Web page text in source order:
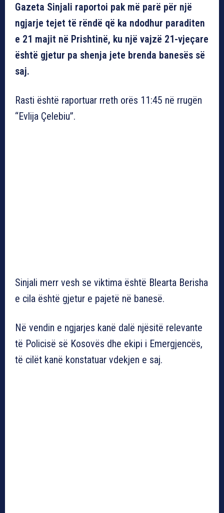
Gazeta Sinjali raportoi pak më parë për një
ngjarje tejet të rëndë që ka ndodhur paraditen
e 21 majit në Prishtinë, ku një vajzë 21-vjeçare
është gjetur pa shenja jete brenda banesës së
saj.
Rasti është raportuar rreth orës 11:45 në rrugën
“Evlija Çelebiu”.
Sinjali merr vesh se viktima është Blearta Berisha
e cila është gjetur e pajetë në banesë.
Në vendin e ngjarjes kanë dalë njësitë relevante
të Policisë së Kosovës dhe ekipi i Emergjencës,
të cilët kanë konstatuar vdekjen e saj.